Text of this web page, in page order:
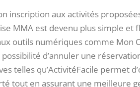
inscription aux activités
MMA est devenu plus simple et
outils numériques comme Mon
d’annuler une
telles qu’ActivitéFacile permet
tout en assurant une meilleure